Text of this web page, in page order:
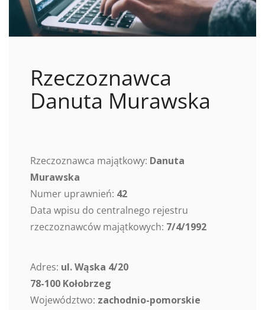
Rzeczoznawca
Danuta Murawska
Rzeczoznawca majątkowy: Danuta
Murawska
Numer uprawnień: 42
Data wpisu do centralnego rejestru
rzeczoznawców majątkowych: 7/4/1992
Adres: ul. Wąska 4/20
78-100 Kołobrzeg
Województwo: zachodnio-pomorskie